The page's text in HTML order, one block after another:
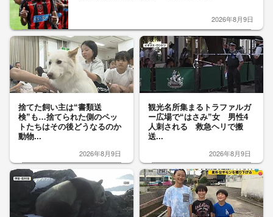
2026年8月9日
捨てた飼い主は“書類送
検”も…捨てられた側のペッ
トたちはその後どうなるのか
動物...
2026年8月9日
観光名所集まるトラファルガ
ー広場で“はさみ”女 男性4
人刺される 救急ヘリで搬
送...
2026年8月9日